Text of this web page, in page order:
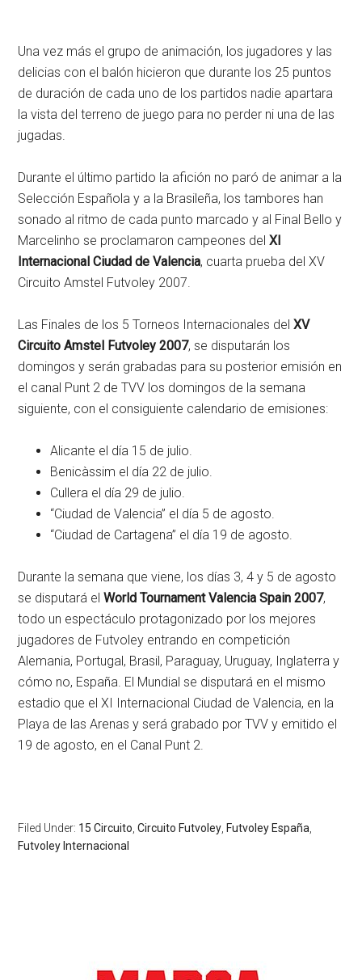
Una vez más el grupo de animación, los jugadores y las
delicias con el balón hicieron que durante los 25 puntos
de duración de cada uno de los partidos nadie apartara
la vista del terreno de juego para no perder ni una de las
jugadas.
Durante el último partido la afición no paró de animar a la
Selección Española y a la Brasileña, los tambores han
sonado al ritmo de cada punto marcado y al Final Bello y
Marcelinho se proclamaron campeones delXI
Internacional Ciudad de Valencia, cuarta prueba del XV
Circuito Amstel Futvoley 2007.
Las Finales de los 5 Torneos Internacionales delXV
Circuito Amstel Futvoley 2007, se disputarán los
domingos y serán grabadas para su posterior emisión en
el canal Punt 2 de TVV los domingos de la semana
siguiente, con el consiguiente calendario de emisiones:
Alicante el día 15 de julio.
Benicàssim el día 22 de julio.
Cullera el día 29 de julio.
“Ciudad de Valencia” el día 5 de agosto.
“Ciudad de Cartagena” el día 19 de agosto.
Durante la semana que viene, los días 3, 4 y 5 de agosto
se disputará elWorld Tournament Valencia Spain 2007,
todo un espectáculo protagonizado por los mejores
jugadores de Futvoley entrando en competición
Alemania, Portugal, Brasil, Paraguay, Uruguay, Inglaterra y
cómo no, España. El Mundial se disputará en el mismo
estadio que el XI Internacional Ciudad de Valencia, en la
Playa de las Arenas y será grabado por TVV y emitido el
19 de agosto, en el Canal Punt 2.
Filed Under: 15 Circuito ,Circuito Futvoley Futvoley España
Futvoley Internacional